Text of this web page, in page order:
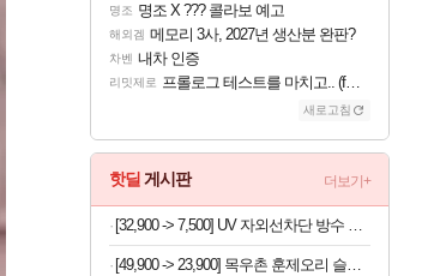
명조 명조 X ??? 콜라보 예고
해외겜 메모리 3사, 2027년 생산분 완판?
차벤 내차 인증
리밋제로 프롤로그 테스트를 마치고.. (feat. 리아)
새로고침
핫딜 게시판 더보기+
[32,900 -> 7,500] UV 자외선차단 방수 방풍 양우산
[49,900 -> 23,900] 목우촌 훈제오리 슬라이스 210g x 6개